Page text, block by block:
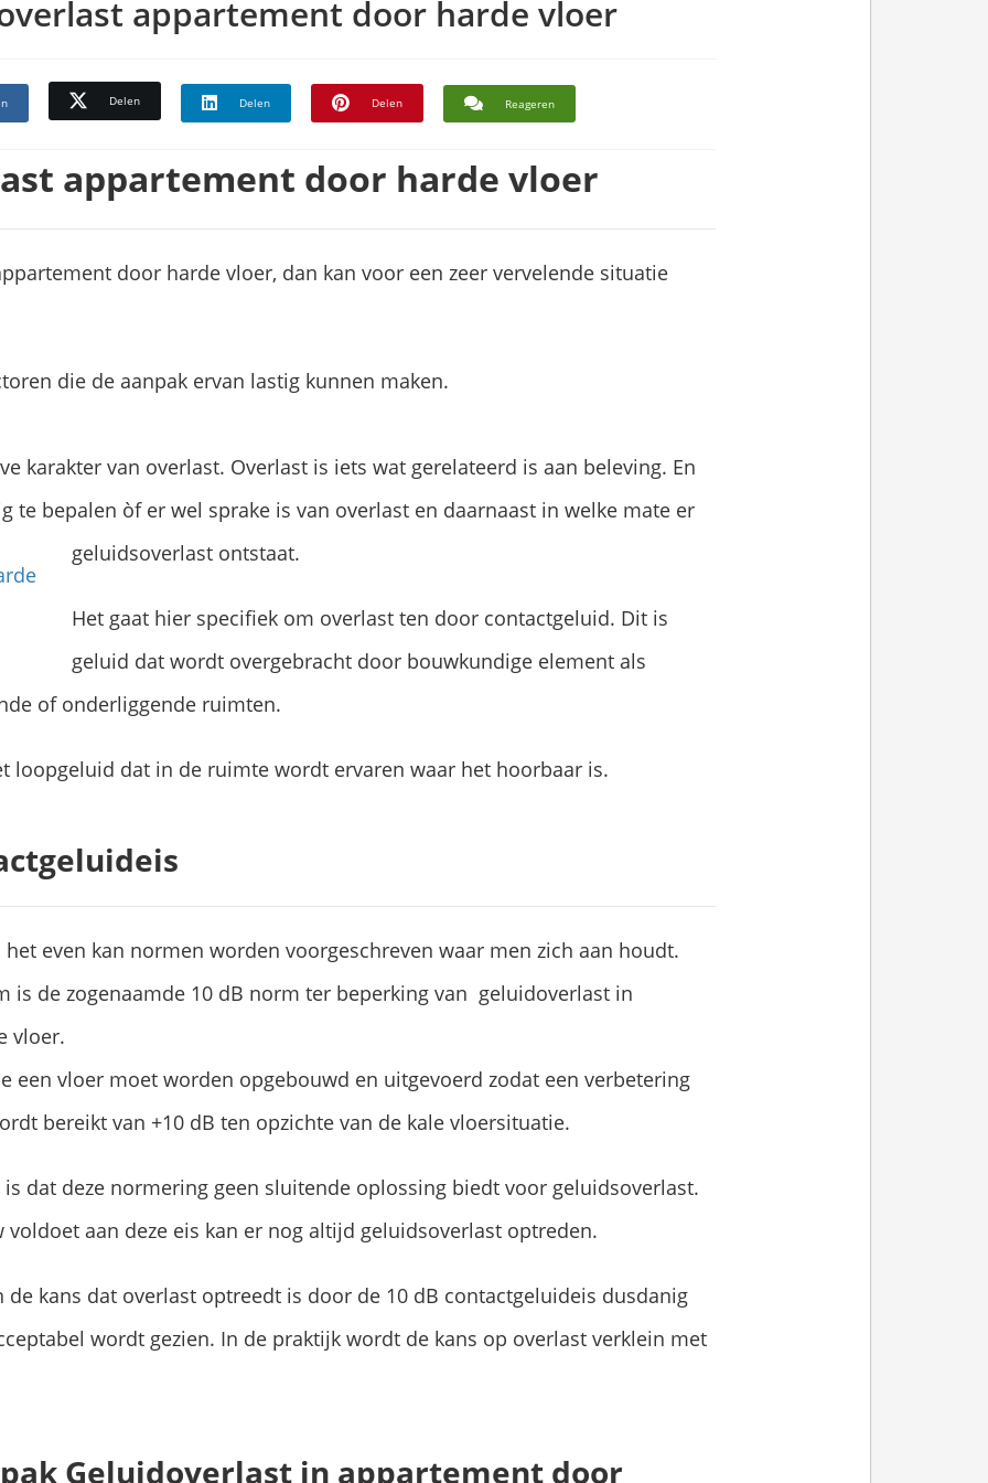
appartement door harde vloer
Delen Delen Delen Reageren
appartement door harde vloer
door harde vloer, dan kan voor een zeer vervelende situatie
die de aanpak ervan lastig kunnen maken.
karakter van overlast. Overlast is iets wat gerelateerd is aan beleving. En
te bepalen òf er wel sprake is van overlast en daarnaast in welke mate er
geluidsoverlast ontstaat.
Het gaat hier specifiek om overlast ten door contactgeluid. Dit is
geluid dat wordt overgebracht door bouwkundige element als
of onderliggende ruimten.
loopgeluid dat in de ruimte wordt ervaren waar het hoorbaar is.
even kan normen worden voorgeschreven waar men zich aan houdt.
is de zogenaamde 10 dB norm ter beperking van geluidoverlast in
vloer.
een vloer moet worden opgebouwd en uitgevoerd zodat een verbetering
bereikt van +10 dB ten opzichte van de kale vloersituatie.
dat deze normering geen sluitende oplossing biedt voor geluidsoverlast.
aan deze eis kan er nog altijd geluidsoverlast optreden.
de kans dat overlast optreedt is door de 10 dB contactgeluideis dusdanig
wordt gezien. In de praktijk wordt de kans op overlast verklein met
Geluidoverlast in appartement door